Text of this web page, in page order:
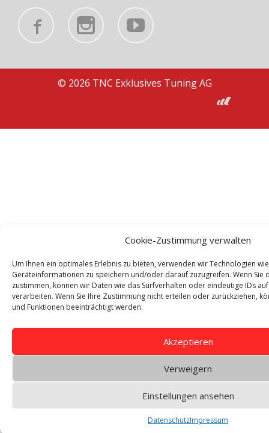
Cookie-Zustimmung verwalten
Um Ihnen ein optimales Erlebnis zu bieten, verwenden wir Technologien
Geräteinformationen zu speichern und/oder darauf zuzugreifen. Wenn Sie
zustimmen, können wir Daten wie das Surfverhalten oder eindeutige IDs
verarbeiten. Wenn Sie Ihre Zustimmung nicht erteilen oder zurückziehen,
und Funktionen beeinträchtigt werden.
Akzeptieren
Verweigern
Einstellungen ansehen
DatenschutzImpressum
© 2026 TNC Exklusives Tuning AG